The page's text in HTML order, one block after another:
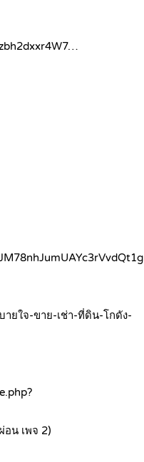
ยใจ-ขาย-เช่า-ที่ดิน-โกดัง-
น เพจ 2)